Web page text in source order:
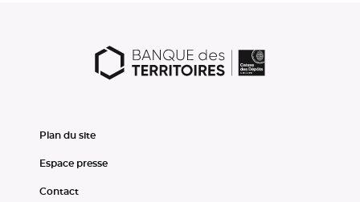
Plan du site
Espace presse
Contact